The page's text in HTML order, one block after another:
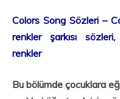
Colors Song Sözleri –
renkler şarkısı
renkler
Bu bölümde çocuklara